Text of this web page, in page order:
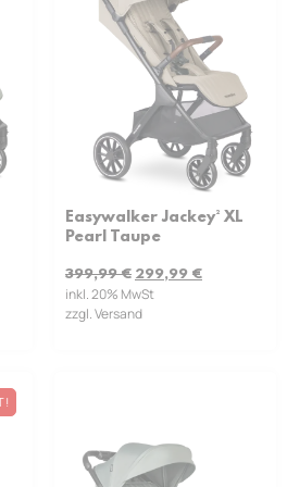
Easywalker Jackey² XL
Pearl Taupe
399,99€ 299,99 €
inkl. 20% MwSt
zzgl. Versand